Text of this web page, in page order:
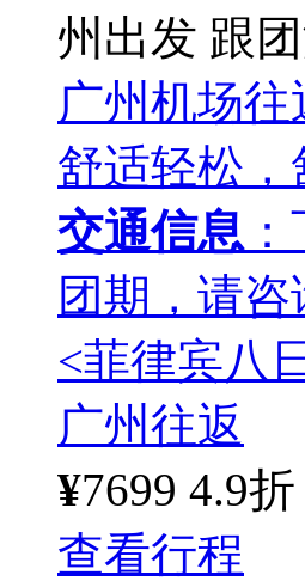
州出发 跟
广州机场
舒适轻松
交通信息
团期，请
<菲律宾八
广州往返
¥7699 4.9折
查看行程